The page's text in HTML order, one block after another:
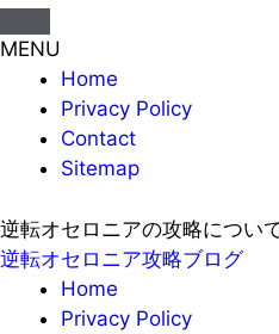
MENU
Home
Privacy Policy
Contact
Sitemap
逆転オセロニアの攻略につい
逆転オセロニア攻略ブログ
Home
Privacy Policy